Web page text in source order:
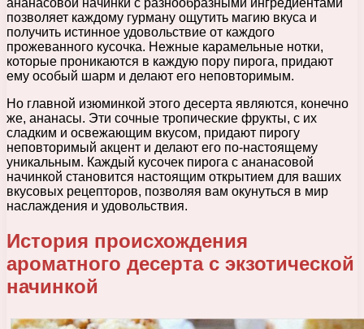
ананасовой начинки с разнообразными ингредиентами
позволяет каждому гурману ощутить магию вкуса и
получить истинное удовольствие от каждого
прожеванного кусочка. Нежные карамельные нотки,
которые проникаются в каждую пору пирога, придают
ему особый шарм и делают его неповторимым.
Но главной изюминкой этого десерта являются, конечно
же, ананасы. Эти сочные тропические фрукты, с их
сладким и освежающим вкусом, придают пирогу
неповторимый акцент и делают его по-настоящему
уникальным. Каждый кусочек пирога с ананасовой
начинкой становится настоящим открытием для ваших
вкусовых рецепторов, позволяя вам окунуться в мир
наслаждения и удовольствия.
История происхождения
ароматного десерта с экзотической
начинкой